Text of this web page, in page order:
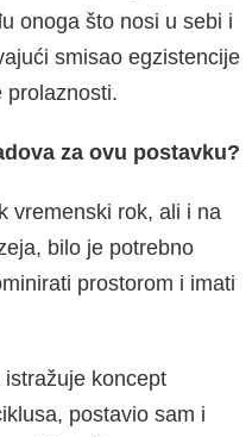
onoga što nosi u sebi i
smisao egzistencije
prolaznosti.
za ovu postavku?
vremenski rok, ali i na
bilo je potrebno
prostorom i imati
koncept
postavio sam i